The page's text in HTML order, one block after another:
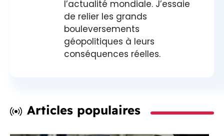
l’actualité mondiale. J’essaie
de relier les grands
bouleversements
géopolitiques à leurs
conséquences réelles.
Articles populaires